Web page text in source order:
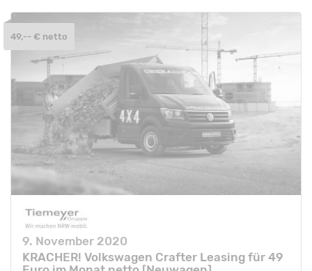
9. November 2020
KRACHER! Volkswagen Crafter Leasing für 49
49,-- € netto